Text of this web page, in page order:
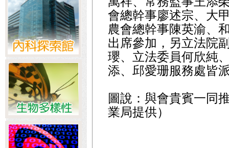
會總幹事廖述宗、大
農會總幹事陳英渝、
出席參加，另立法院
瓔、立法委員何欣純
添、邱愛珊服務處皆
圖說：與會貴賓一同
業局提供）